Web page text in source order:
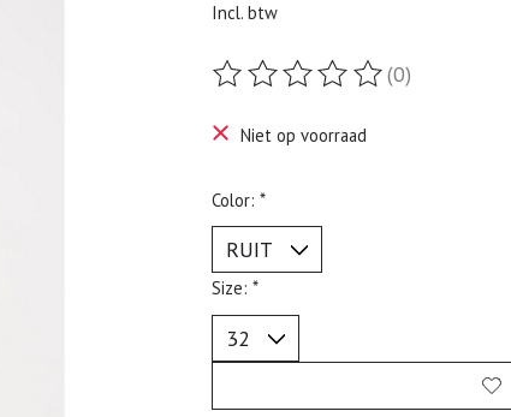
Incl. btw
De beoordeling van dit product is
(0)
Niet op voorraad
Color: *
Size: *